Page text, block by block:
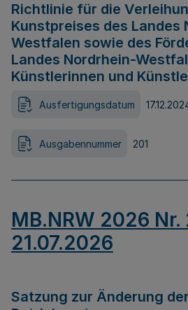
Richtlinie für die
Kunstpreises des Landes
Westfalen sowie des
Landes Nordrhein-
Künstlerinnen und
Ausfertigungsdatum
Ausgabennummer 201
MB.NRW 2026
21.07.2026
Satzung zur Änderung der